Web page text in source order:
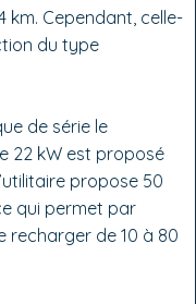
km. Cependant, celle-
du type
de série le
22 kW est proposé
propose 50
qui permet par
recharger de 10 à 80